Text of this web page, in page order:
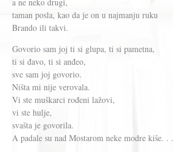
taman posla, kao da je on u najmanju ruku
Brando ili takvi.
Govorio sam joj ti si glupa, ti si pametna,
ti si đavo, ti si anđeo,
sve sam joj govorio.
Ništa mi nije verovala.
Vi ste muškarci rođeni lažovi,
vi ste hulje,
svašta je govorila.
A padale su nad Mostarom neke modre kiše. . .